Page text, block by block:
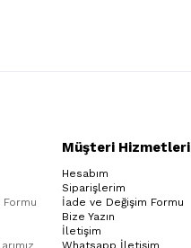
Formu
Müşteri Hizmetleri
Hesabım
Siparişlerim
İade ve Değişim Formu
Bize Yazın
İletişim
Whatsapp İletişim